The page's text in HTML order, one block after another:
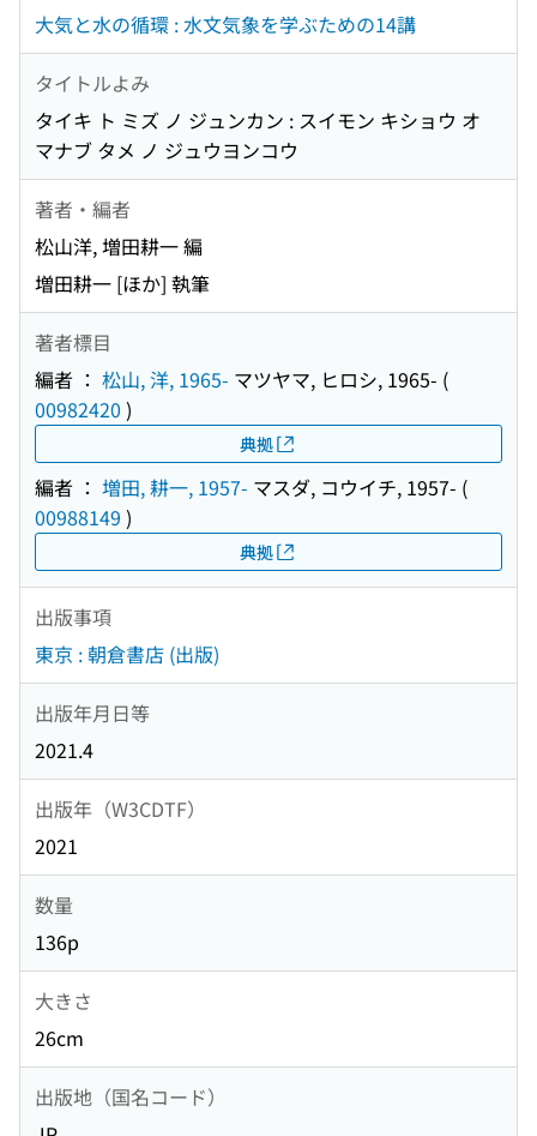
大気と水の循環 : 水文気象を学ぶための14講
タイトルよみ
タイキ ト ミズ ノ ジュンカン : スイモン キショウ オ
マナブ タメ ノ ジュウヨンコウ
著者・編者
松山洋, 増田耕一 編
増田耕一 [ほか] 執筆
著者標目
編者 ： 松山, 洋, 1965- マツヤマ, ヒロシ, 1965- (
00982420 )
典拠
編者 ： 増田, 耕一, 1957- マスダ, コウイチ, 1957- (
00988149 )
典拠
出版事項
東京 : 朝倉書店 (出版)
出版年月日等
2021.4
出版年（W3CDTF）
2021
数量
136p
大きさ
26cm
出版地（国名コード）